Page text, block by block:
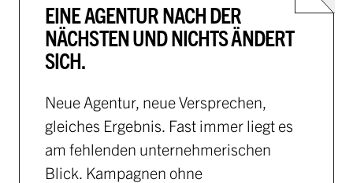
EINE AGENTUR NACH DER
NÄCHSTEN UND NICHTS ÄNDERT
SICH.
Neue Agentur, neue Versprechen,
gleiches Ergebnis. Fast immer liegt es
am fehlenden unternehmerischen
Blick. Kampagnen ohne